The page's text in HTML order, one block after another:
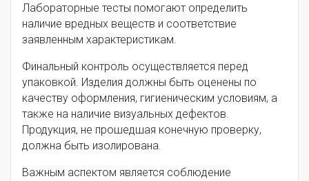
Лабораторные тесты помогают определить
наличие вредных веществ и соответствие
заявленным характеристикам.
Финальный контроль осуществляется перед
упаковкой. Изделия должны быть оценены по
качеству оформления, гигиеническим условиям, а
также на наличие визуальных дефектов.
Продукция, не прошедшая конечную проверку,
должна быть изолирована.
Важным аспектом является соблюдение